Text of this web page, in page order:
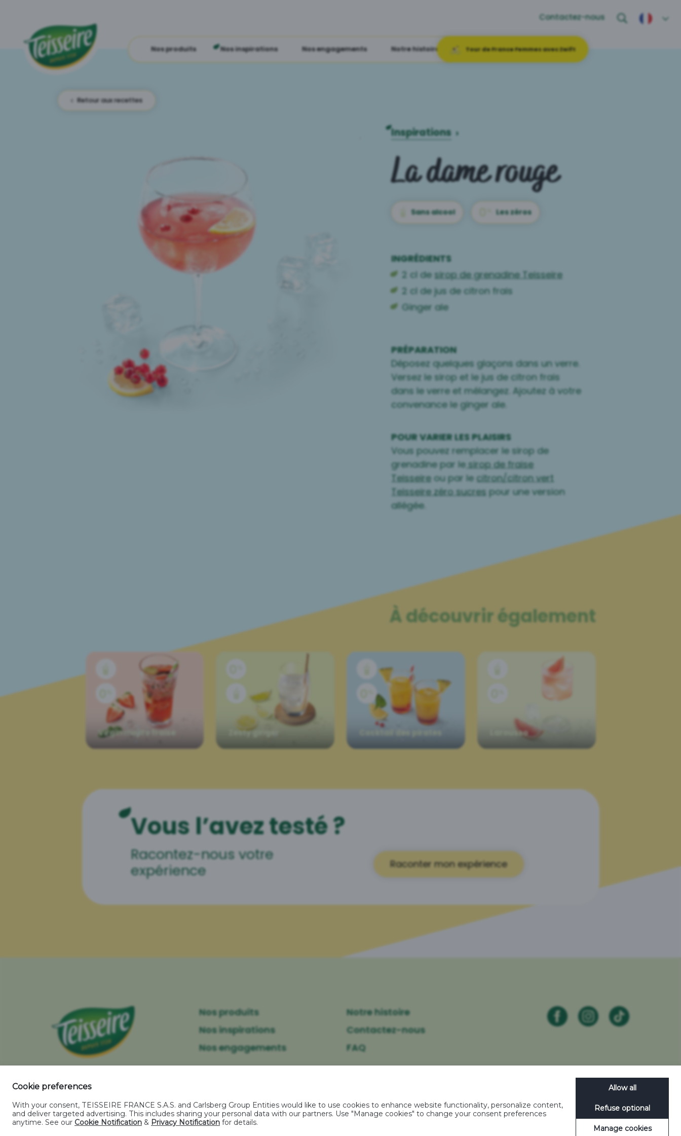
Contactez-nous
Nos produits Nos inspirations Nos engagements Notre histoire Tour de France Femmes avec Zwift
Retour aux recettes
Inspirations ›
La dame rouge
Sans alcool Les zéros
INGRÉDIENTS
2 cl de sirop de grenadine Teisseire
2 cl de jus de citron frais
Ginger ale
PRÉPARATION
Déposez quelques glaçons dans un verre.
Versez le sirop et le jus de citron frais
dans le verre et mélangez. Ajoutez à votre
convenance le ginger ale.
POUR VARIER LES PLAISIRS
Vous pouvez remplacer le sirop de
grenadine par le sirop de fraise
Teisseire ou par le citron/citron vert
Teisseire zéro sucres pour une version
allégée.
À découvrir également
Virgin mojito fraise Larousso
Vous l’avez testé ?
Racontez-nous votre
expérience
Raconter mon expérience
Nos produits
Nos inspirations
Nos engagements
Notre histoire
Contactez-nous
FAQ
Mentions légales
Cookie preferences
With your consent, TEISSEIRE FRANCE S.A.S. and Carlsberg Group Entities would like to use cookies to enhance website functionality, personalize content,
and deliver targeted advertising. This includes sharing your personal data with our partners. Use "Manage cookies" to change your consent preferences
anytime. See our Cookie Notification & Privacy Notification for details.
Allow all
Refuse optional
Manage cookies